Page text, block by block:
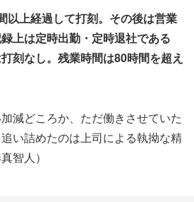
以上経過して打刻。その後は営業
上は定時出勤・定時退社である
刻なし。残業時間は80時間を超え
減どころか、ただ働きさせていた
い詰めたのは上司による執拗な精
智人）